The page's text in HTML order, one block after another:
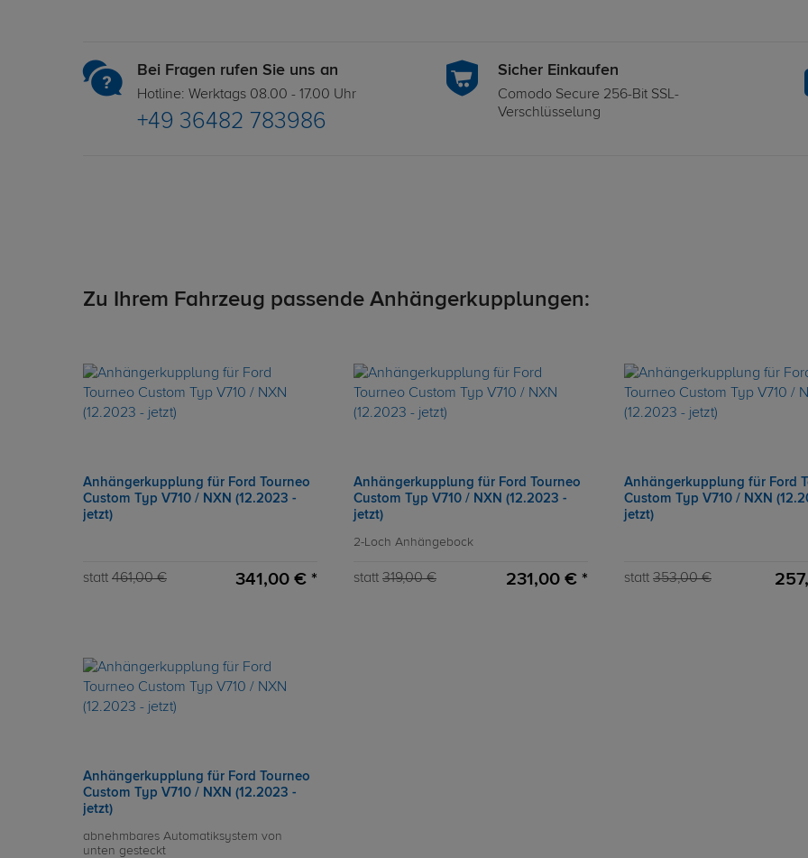
Bei Fragen rufen Sie uns an
Hotline: Werktags 08.00 - 17.00 Uhr
+49 36482 783986
Sicher Einkaufen
Comodo Secure 256-Bit SSL-
Verschlüsselung
Zu Ihrem Fahrzeug passende Anhängerkupplungen:
Anhängerkupplung für Ford Tourneo
Custom Typ V710 / NXN (12.2023 -
jetzt)
statt 461,00 € 341,00 € *
Anhängerkupplung für Ford Tourneo
Custom Typ V710 / NXN (12.2023 -
jetzt)
2-Loch Anhängebock
statt 319,00 € 231,00 € *
Anhängerkupplung für Ford
Custom Typ V710 / NXN
jetzt)
statt 353,00 €
Anhängerkupplung für Ford Tourneo
Custom Typ V710 / NXN (12.2023 -
jetzt)
abnehmbares Automatiksystem von
unten gesteckt